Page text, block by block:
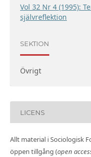
Vol 32 Nr 4 (1995):
självreflektion
SEKTION
Övrigt
LICENS
Allt material i Sociologisk
öppen tillgång (open